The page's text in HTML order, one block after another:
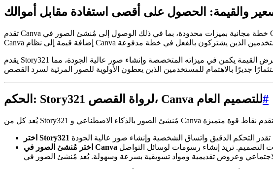
والقيمة: الحصول على أقصى استفادة مقابل أموالك
تقدم Canva خطة مجانية بميزات محدودة، بما في ذلك الوصول إلى مُنشئ الصور في Canva. توفر الخطط المدفوعة الوصول إلى المزيد من الميزات والقوالب وعناصر التصميم المتقدمة. يُعد مُنشئ الصور في
يقدم Story321 خطط تسعير تنافسية تلبي الاحتياجات والميزانيات المختلفة. على الرغم من أنه قد لا يحتوي على خطة مجانية تمامًا، إلا أن عرض القيمة يكمن في ميزاته المتخصصة وإنشاء صور عالية الجودة، مما
الحكم: Story321 لرواة القصص، Canva للتصميم العام#
تريد إنشاء رسومات لوسائل التواصل